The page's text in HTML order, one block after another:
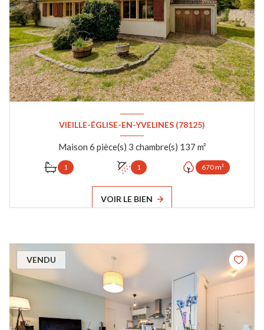
VIEILLE-ÉGLISE-EN-YVELINES (78125)
Maison 6 pièce(s) 3 chambre(s) 137 m²
1 1 670 m²
VOIR LE BIEN
VENDU